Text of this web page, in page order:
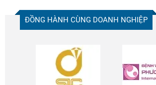
ĐỒNG HÀNH CÙNG DOANH NGHIỆP